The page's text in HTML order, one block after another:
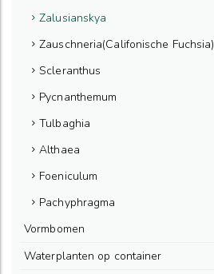
Zalusianskya
Zauschneria(Califonische Fuchsia)
Scleranthus
Pycnanthemum
Tulbaghia
Althaea
Foeniculum
Pachyphragma
Vormbomen
Waterplanten op container